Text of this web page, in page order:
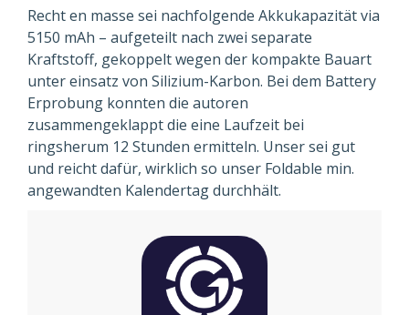
Recht en masse sei nachfolgende Akkukapazität via
5150 mAh – aufgeteilt nach zwei separate
Kraftstoff, gekoppelt wegen der kompakte Bauart
unter einsatz von Silizium-Karbon. Bei dem Battery
Erprobung konnten die autoren
zusammengeklappt die eine Laufzeit bei
ringsherum 12 Stunden ermitteln. Unser sei gut
und reicht dafür, wirklich so unser Foldable min.
angewandten Kalendertag durchhält.